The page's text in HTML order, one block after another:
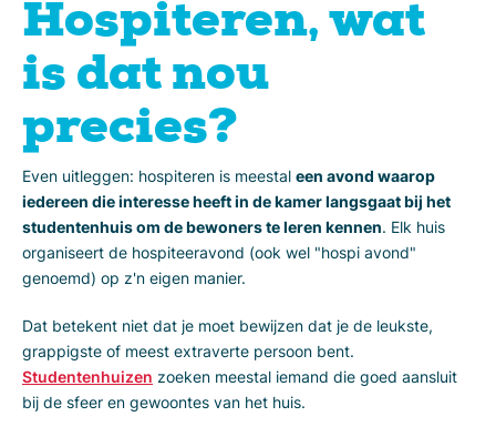
Hospiteren, wat
is dat nou
precies?
Even uitleggen: hospiteren is meestal een avond waarop
iedereen die interesse heeft in de kamer langsgaat bij het
studentenhuis om de bewoners te leren kennen. Elk huis
organiseert de hospiteeravond (ook wel "hospi avond"
genoemd) op z'n eigen manier.
Dat betekent niet dat je moet bewijzen dat je de leukste,
grappigste of meest extraverte persoon bent.
Studentenhuizen zoeken meestal iemand die goed aansluit
bij de sfeer en gewoontes van het huis.